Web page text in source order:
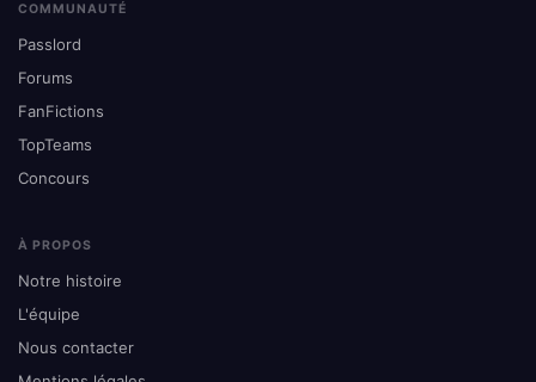
COMMUNAUTÉ
Passlord
Forums
FanFictions
TopTeams
Concours
À PROPOS
Notre histoire
L'équipe
Nous contacter